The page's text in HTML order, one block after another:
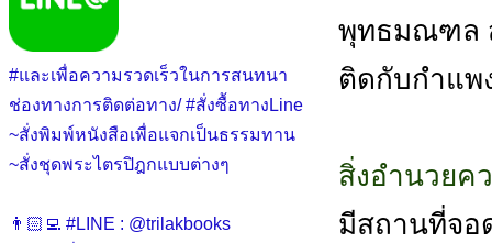
#และเพื่อความรวดเร็วในการสนทนา
ช่องทางการติดต่อทาง/ #สั่งซื้อทางLine
~สั่งพิมพ์หนังสือเพื่อแจกเป็นธรรมทาน
~สั่งชุดพระไตรปิฎกแบบต่างๆ
👨🏻‍💻 #LINE : @trilakbooks
พุทธมณฑล
ติดกับกำแ
สิ่งอำนวยค
มีสถานที่จอ